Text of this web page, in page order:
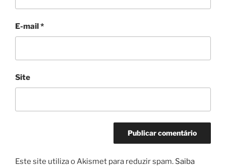
E-mail*
Site
Este site utiliza o Akismet para reduzir spam. Saiba